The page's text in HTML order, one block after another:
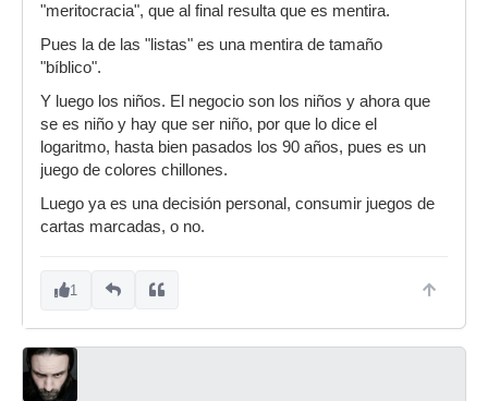
"meritocracia", que al final resulta que es mentira.
Pues la de las "listas" es una mentira de tamaño
"bíblico".
Y luego los niños. El negocio son los niños y ahora que
se es niño y hay que ser niño, por que lo dice el
logaritmo, hasta bien pasados los 90 años, pues es un
juego de colores chillones.
Luego ya es una decisión personal, consumir juegos de
cartas marcadas, o no.
1